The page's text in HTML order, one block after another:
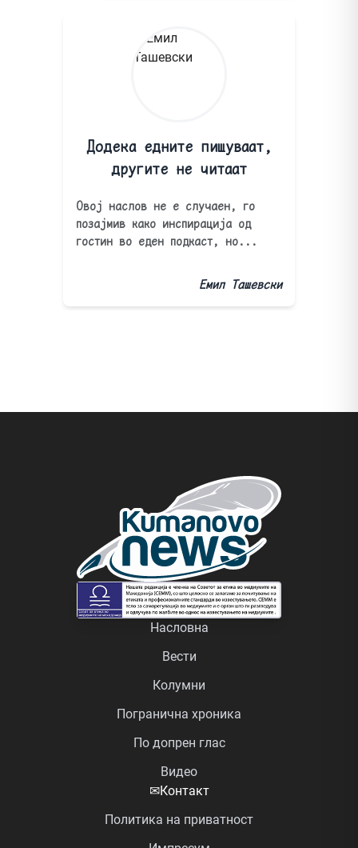
Додека едните пишуваат,
другите не читаат
Овој наслов не е случаен, го
позајмив како инспирација од
гостин во еден подкаст, но...
Емил Ташевски
Насловна
Вести
Колумни
Погранична хроника
По допрен глас
Видео
✉Контакт
Политика на приватност